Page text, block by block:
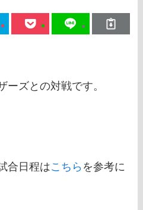
ーズとの対戦です。
合日程はこちら を参考に